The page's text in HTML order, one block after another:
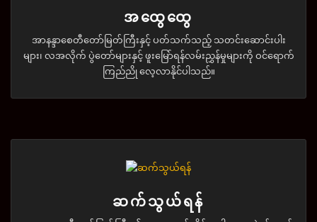
အထွေထွေ
အာနန္ဒာစေတီတော်မြတ်ကြီးနှင့် ပတ်သက်သည့် သတင်းဆောင်းပါး
များ၊ လအလိုက် ပွဲတော်များနှင့် ဖူးမြော်ရန်လမ်းညွှန်မှုများကို ဝင်ရောက်
ကြည်ညို လေ့လာနိုင်ပါသည်။
ဆက်သွယ်ရန်